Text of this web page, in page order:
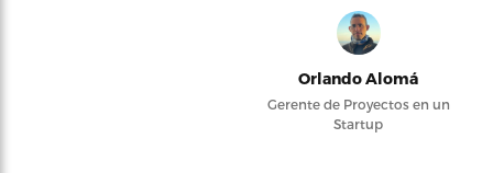
Orlando Alomá
Gerente de Proyectos en un
Startup